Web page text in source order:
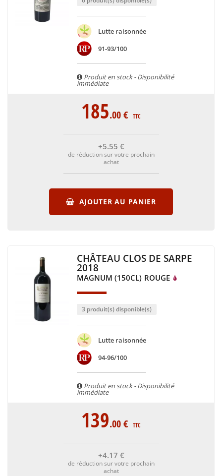
Lutte raisonnée
91-93/100
Produit en stock - Disponibilité
immédiate
185.00€ TTC
+5.55 €
de réduction sur votre prochain
achat
AJOUTER AU PANIER
CHÂTEAU CLOS DE SARPE
2018
MAGNUM (150CL) ROUGE
3 produit(s) disponible(s)
Lutte raisonnée
94-96/100
Produit en stock - Disponibilité
immédiate
139.00€ TTC
+4.17 €
de réduction sur votre prochain
achat